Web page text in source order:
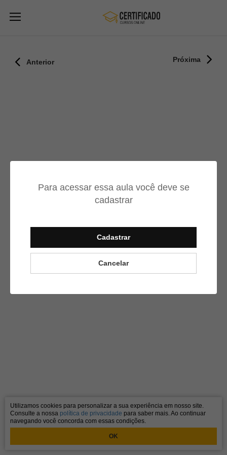
Para acessar essa aula você deve se
cadastrar
Cadastrar
Cancelar
Anterior Próxima
Utilizamos cookies para personalizar a sua experiência em nosso site.
Consulte a nossa política de privacidade para saber mais. Ao continuar
navegando você concorda com essas condições.
OK